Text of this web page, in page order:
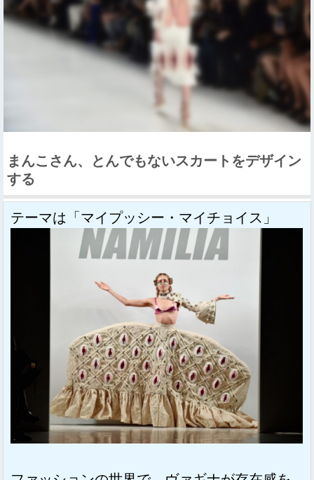
まんこさん、とんでもないスカートをデザイン
する
テーマは「マイプッシー・マイチョイス」